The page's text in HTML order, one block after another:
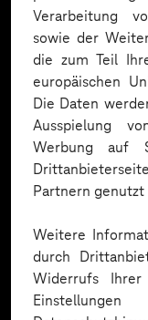
Verarbeitung
sowie der
die zum Teil
europäischen
Die Daten
Ausspielung
Werbung auf
Partnern
Weitere
durch
Widerrufs